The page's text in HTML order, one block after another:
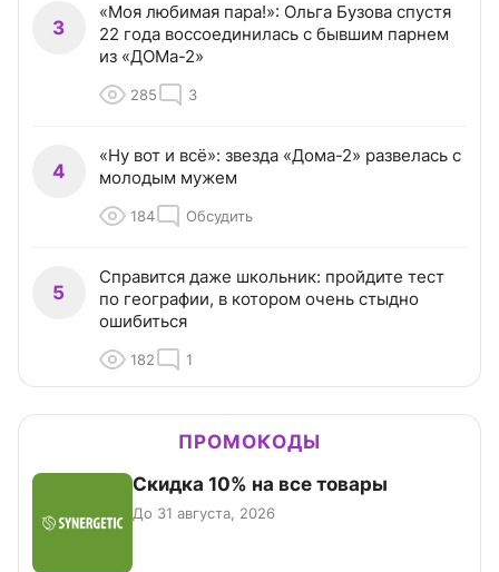
3
«Моя любимая пара!»: Ольга Бузова спустя
22 года воссоединилась с бывшим парнем
из «ДОМа-2»
285 3
4
«Ну вот и всё»: звезда «Дома-2» развелась с
молодым мужем
184 Обсудить
5
Справится даже школьник: пройдите тест
по географии, в котором очень стыдно
ошибиться
182 1
ПРОМОКОДЫ
Скидка 10% на все товары
До 31 августа, 2026